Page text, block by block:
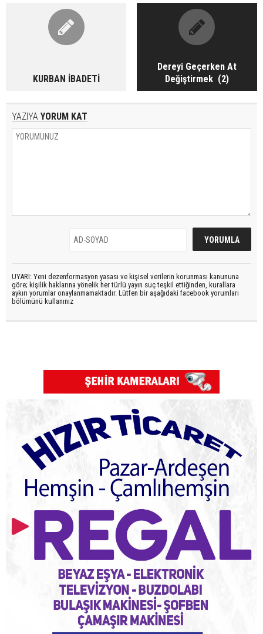
KURBAN İBADETİ
Dereyi Geçerken At
Değiştirmek (2)
YAZIYA YORUM KAT
UYARI: Yeni dezenformasyon yasası ve kişisel verilerin korunması kanununa
göre; kişilik haklarına yönelik her türlü yayın suç teşkil ettiğinden, kurallara
aykırı yorumlar onaylanmamaktadır. Lütfen bir aşağıdaki facebook yorumları
bölümünü kullanınız